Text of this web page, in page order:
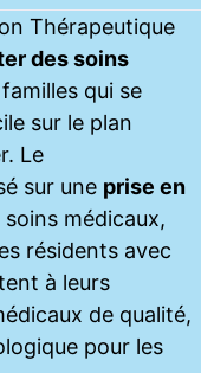
Thérapeutique
des soins
qui se
sur le plan
Le
sur une prise en
médicaux,
résidents avec
à leurs
de qualité,
pour les